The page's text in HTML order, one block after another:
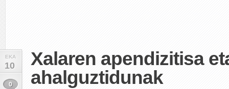
EKA
10
0
Xalaren apendizitisa
ahalguztidunak